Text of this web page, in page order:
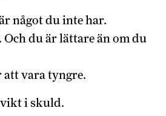
något du inte har.
du är lättare än om du
vara tyngre.
i skuld.